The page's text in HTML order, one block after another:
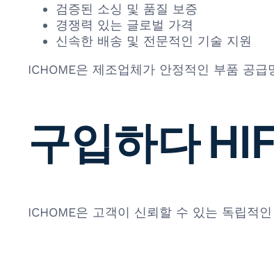
검증된 소싱 및 품질 보증
경쟁력 있는 글로벌 가격
신속한 배송 및 전문적인 기술 지원
ICHOME은 제조업체가 안정적인 부품 공
구입하다
ICHOME은 고객이 신뢰할 수 있는 독립적